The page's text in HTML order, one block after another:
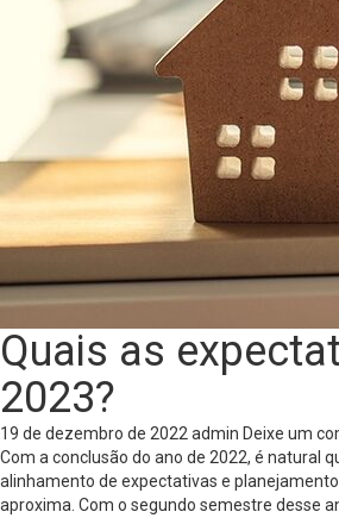
Quais as
2023?
19 de dezembro de 2022 admin Deixe um
Com a conclusão do ano de 2022, é natural
alinhamento de expectativas e
aproxima. Com o segundo semestre desse